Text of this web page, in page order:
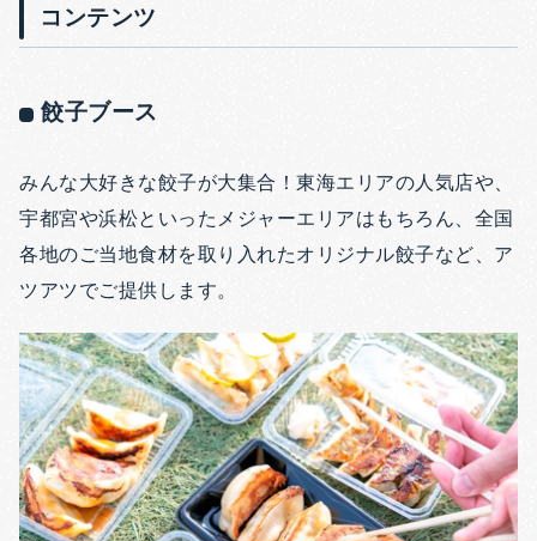
コンテンツ
餃子ブース
みんな大好きな餃子が大集合！東海エリアの人気店や、
宇都宮や浜松といったメジャーエリアはもちろん、全国
各地のご当地食材を取り入れたオリジナル餃子など、ア
ツアツでご提供します。